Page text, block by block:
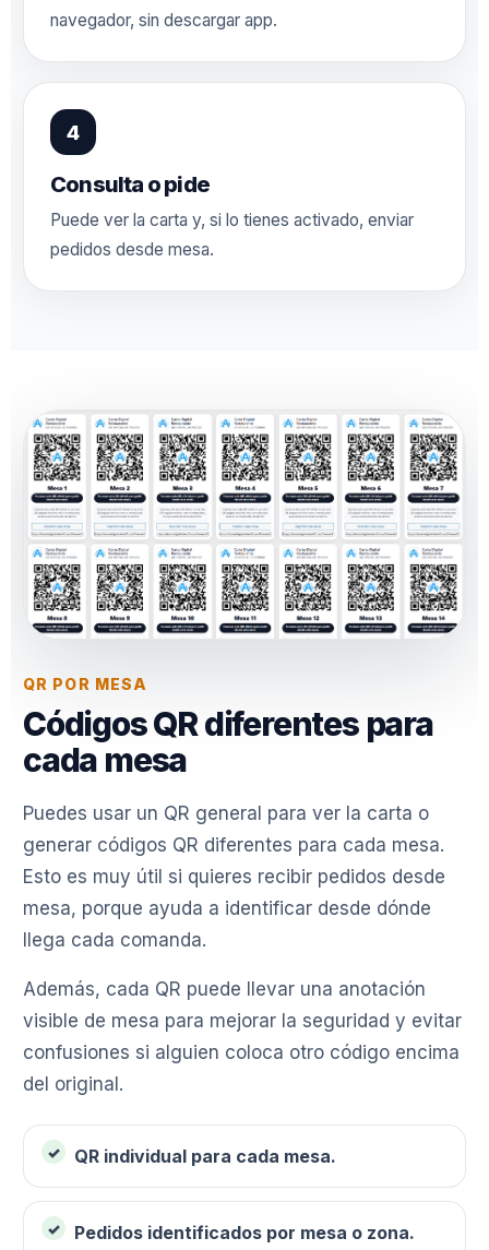
navegador, sin descargar app.
Consulta o pide
Puede ver la carta y, si lo tienes activado, enviar
pedidos desde mesa.
QR POR MESA
Códigos QR diferentes para
cada mesa
Puedes usar un QR general para ver la carta o
generar códigos QR diferentes para cada mesa.
Esto es muy útil si quieres recibir pedidos desde
mesa, porque ayuda a identificar desde dónde
llega cada comanda.
Además, cada QR puede llevar una anotación
visible de mesa para mejorar la seguridad y evitar
confusiones si alguien coloca otro código encima
del original.
QR individual para cada mesa.
Pedidos identificados por mesa o zona.